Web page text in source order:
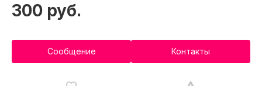
300 руб.
Сообщение Контакты